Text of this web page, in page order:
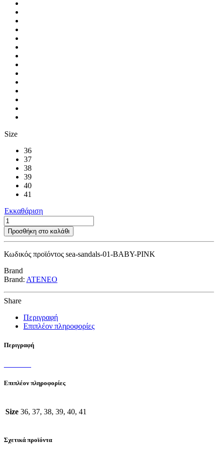
Size
36
37
38
39
40
41
Εκκαθάριση
Sea
Sandals
01
PINK
Προσθήκη στο καλάθι
Κωδικός προϊόντος sea-sandals-01-BABY-PINK
Brand
Brand: ATENEO
Share
Περιγραφή
Επιπλέον πληροφορίες
Περιγραφή
Επιπλέον πληροφορίες
Size 36, 37, 38, 39, 40, 41
Σχετικά προϊόντα